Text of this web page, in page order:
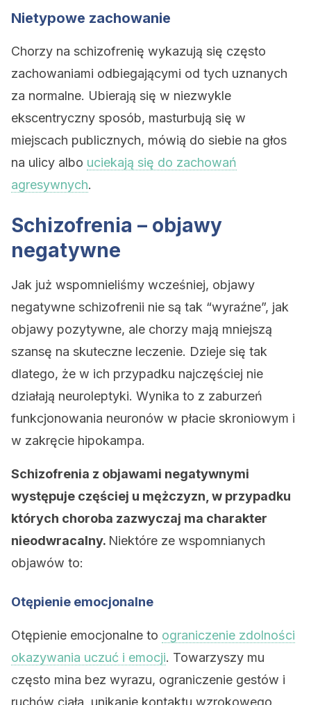
Nietypowe zachowanie
Chorzy na schizofrenię wykazują się często
zachowaniami odbiegającymi od tych uznanych
za normalne. Ubierają się w niezwykle
ekscentryczny sposób, masturbują się w
miejscach publicznych, mówią do siebie na głos
na ulicy albo uciekają się do zachowań
agresywnych.
Schizofrenia – objawy
negatywne
Jak już wspomnieliśmy wcześniej, objawy
negatywne schizofrenii nie są tak “wyraźne”, jak
objawy pozytywne, ale chorzy mają mniejszą
szansę na skuteczne leczenie. Dzieje się tak
dlatego, że w ich przypadku najczęściej nie
działają neuroleptyki. Wynika to z zaburzeń
funkcjonowania neuronów w płacie skroniowym i
w zakręcie hipokampa.
Schizofrenia z objawami negatywnymi
występuje częściej u mężczyzn, w przypadku
których choroba zazwyczaj ma charakter
nieodwracalny. Niektóre ze wspomnianych
objawów to:
Otępienie emocjonalne
Otępienie emocjonalne to ograniczenie zdolności
okazywania uczuć i emocji. Towarzyszy mu
często mina bez wyrazu, ograniczenie gestów i
ruchów ciała, unikanie kontaktu wzrokowego,